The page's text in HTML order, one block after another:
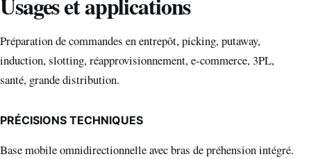
Préparation de commandes en entrepôt, picking, putaway,
induction, slotting, réapprovisionnement, e-commerce, 3PL,
santé, grande distribution.
PRÉCISIONS TECHNIQUES
Base mobile omnidirectionnelle avec bras de préhension intégré.